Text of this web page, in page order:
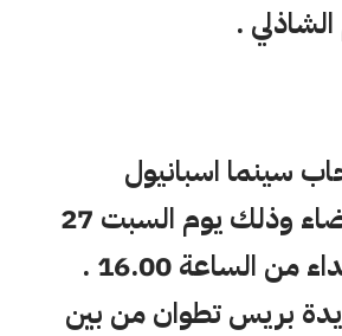
.
سينما اسبانيول
بالحماممة البيضاء وذلك يوم السبت 27
بريس تطوان من بين